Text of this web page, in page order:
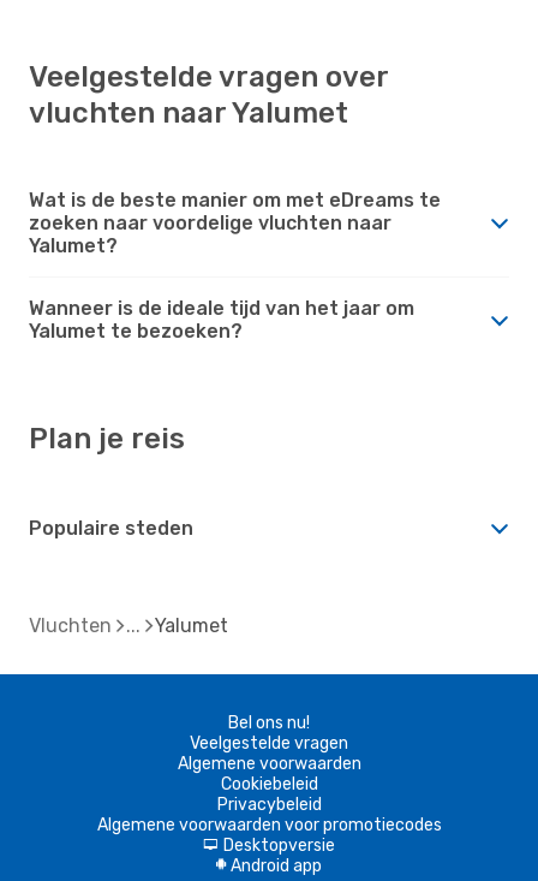
Veelgestelde vragen over
vluchten naar Yalumet
Wat is de beste manier om met eDreams te
zoeken naar voordelige vluchten naar
Yalumet?
Wanneer is de ideale tijd van het jaar om
Yalumet te bezoeken?
Plan je reis
Populaire steden
Vluchten Yalumet
Bel ons nu!
Veelgestelde vragen
Algemene voorwaarden
Cookiebeleid
Privacybeleid
Algemene voorwaarden voor promotiecodes
d Desktopversie
A Android app